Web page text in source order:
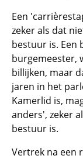
Een
zeker als dat
bestuur is. Een
burgemeester,
billijken, maar
jaren in het
Kamerlid is,
anders', zeker
bestuur is.
Vertrek na een